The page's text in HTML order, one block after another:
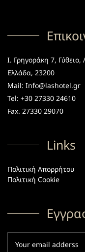
Ι. Γρηγοράκη 7, Γύθειο,
Ελλάδα, 23200
Mail: Info@lashotel.gr
Tel: +30 27330 24610
Fax. 27330 29070
Links
Πολιτική Απορρήτου
Πολιτική Cookie